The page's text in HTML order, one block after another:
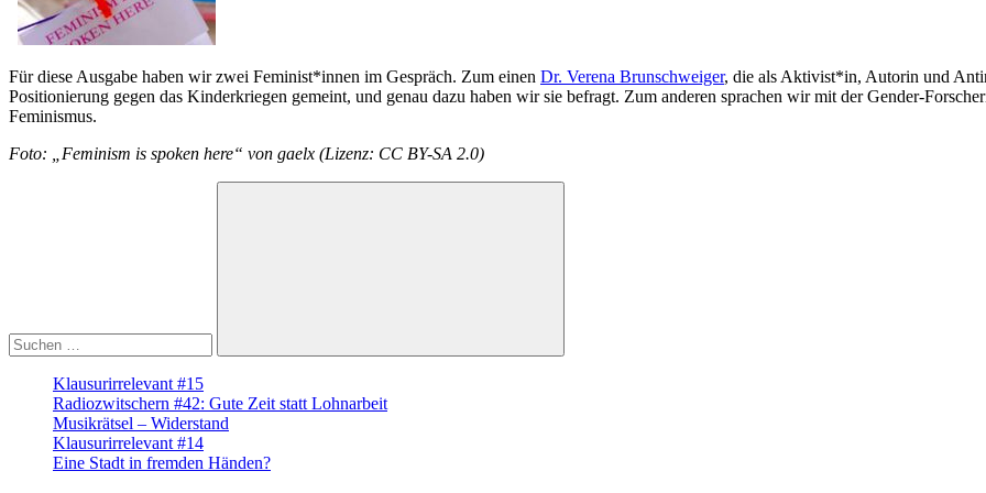
Für diese Ausgabe haben wir zwei Feminist*innen im Gespräch. Zum einen Dr. Verena Brunschweiger, die als Aktivist*in, Autorin und
Positionierung gegen das Kinderkriegen gemeint, und genau dazu haben wir sie befragt. Zum anderen sprachen wir mit der Gender-
Feminismus.
Foto: „Feminism is spoken here“ von gaelx (Lizenz: CC BY-SA 2.0)
Suchen
Klausurirrelevant #15
Radiozwitschern #42: Gute Zeit statt Lohnarbeit
Musikrätsel – Widerstand
Klausurirrelevant #14
Eine Stadt in fremden Händen?